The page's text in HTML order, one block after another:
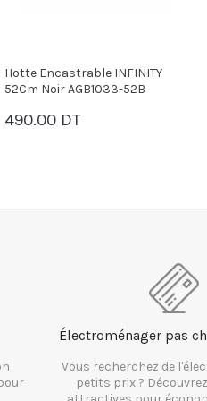
Hotte Encastrable INFINITY
52cm Noir AGB2035-52B
720.00 DT
PANIER
Électroménager pas
Vous recherchez de
petits prix ?